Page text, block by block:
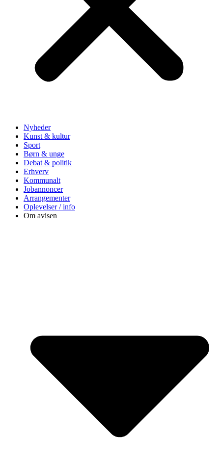
Nyheder
Kunst & kultur
Sport
Børn & unge
Debat & politik
Erhverv
Kommunalt
Jobannoncer
Arrangementer
Oplevelser / info
Om avisen